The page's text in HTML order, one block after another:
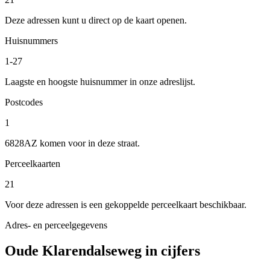
Deze adressen kunt u direct op de kaart openen.
Huisnummers
1-27
Laagste en hoogste huisnummer in onze adreslijst.
Postcodes
1
6828AZ komen voor in deze straat.
Perceelkaarten
21
Voor deze adressen is een gekoppelde perceelkaart beschikbaar.
Adres- en perceelgegevens
Oude Klarendalseweg in cijfers